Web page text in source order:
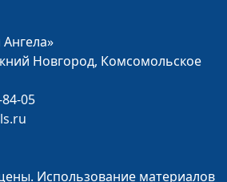
магистр богословия
Новгород, Комсомольское
05
Использование материалов